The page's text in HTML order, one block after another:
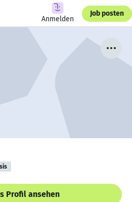
Anmelden
Job posten
Profil ansehen